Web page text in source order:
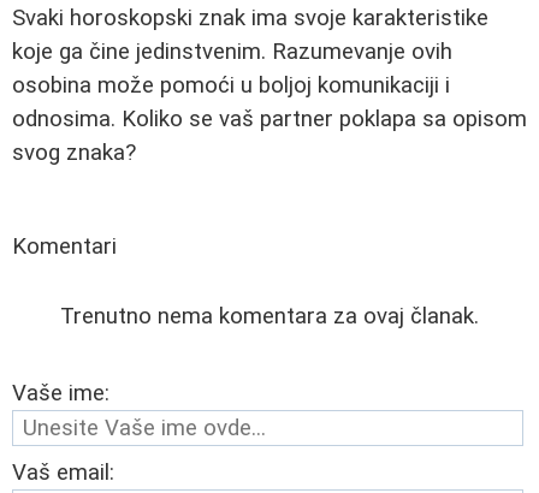
Svaki horoskopski znak ima svoje karakteristike
koje ga čine jedinstvenim. Razumevanje ovih
osobina može pomoći u boljoj komunikaciji i
odnosima. Koliko se vaš partner poklapa sa opisom
svog znaka?
Komentari
Trenutno nema komentara za ovaj članak.
Vaše ime:
Vaš email: